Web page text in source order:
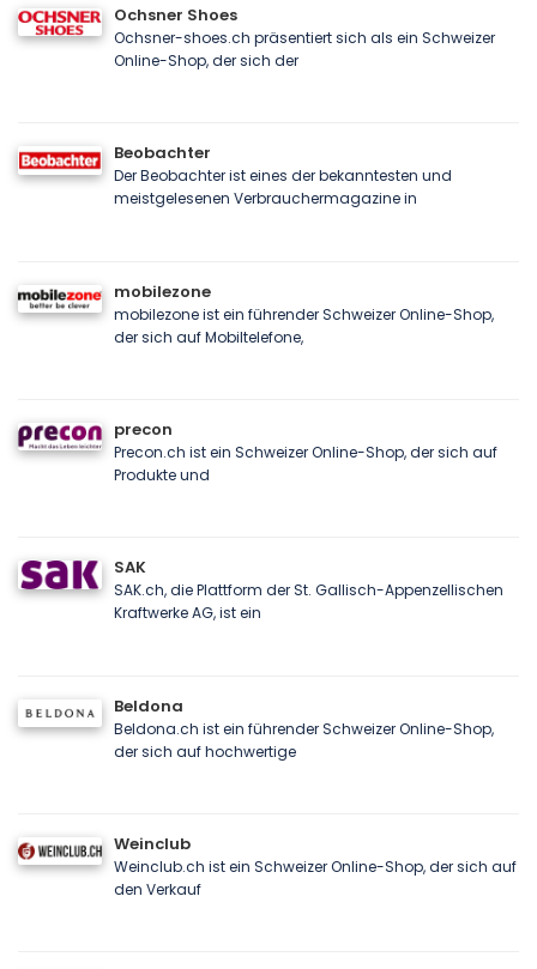
Ochsner Shoes
Ochsner-shoes.ch präsentiert sich als ein Schweizer
Online-Shop, der sich der
Beobachter
Der Beobachter ist eines der bekanntesten und
meistgelesenen Verbrauchermagazine in
mobilezone
mobilezone ist ein führender Schweizer Online-Shop,
der sich auf Mobiltelefone,
precon
Precon.ch ist ein Schweizer Online-Shop, der sich auf
Produkte und
SAK
SAK.ch, die Plattform der St. Gallisch-Appenzellischen
Kraftwerke AG, ist ein
Beldona
Beldona.ch ist ein führender Schweizer Online-Shop,
der sich auf hochwertige
Weinclub
Weinclub.ch ist ein Schweizer Online-Shop, der sich auf
den Verkauf